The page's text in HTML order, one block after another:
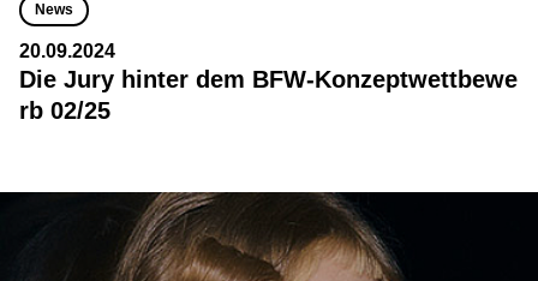
News
20.09.2024
Die Jury hinter dem BFW-Konzeptwettbewe
rb 02/25